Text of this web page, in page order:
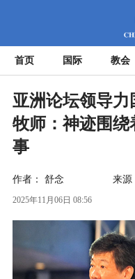
首页 国际 教会
亚洲论坛领导力
牧师：神迹围
事
作者： 舒念 来源
2025年11月06日 08:56